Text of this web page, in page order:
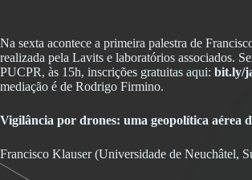
Na sexta acontece a primeira palestra de
realizada pela Lavits e laboratórios associados.
PUCPR, às 15h, inscrições gratuitas aqui: bit.ly/
mediação é de Rodrigo Firmino.
Vigilância por drones: uma geopolítica aérea
Francisco Klauser (Universidade de Neuchâtel,